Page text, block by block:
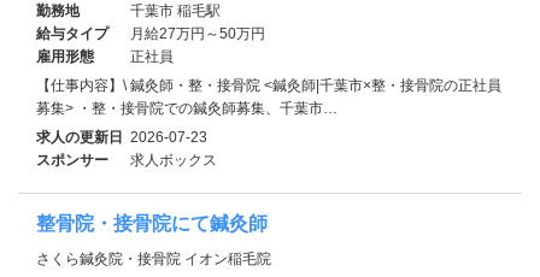
勤務地
千葉市 稲毛駅
給与タイプ
月給27万円～50万円
雇用形態
正社員
【仕事内容】\ 鍼灸師・整・接骨院 <鍼灸師|千葉市×整・接骨院の正社員
募集> ・整・接骨院での鍼灸師募集、千葉市…
求人の更新日 2026-07-23
スポンサー
求人ボックス
整骨院・接骨院にて鍼灸師
さくら鍼灸院・接骨院 イオン稲毛院